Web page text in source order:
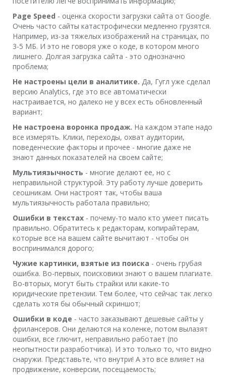
Page Speed - оценка скорости загрузки сайта от Google.
Очень часто сайты катастрофически медленно грузятся.
Например, из-за тяжелых изображений на страницах, по
3-5 МБ. И это не говоря уже о коде, в котором много
лишнего. Долгая загрузка сайта - это однозначно
проблема;
Не настроены цели в аналитике. Да, Гугл уже сделал
версию Analytics, где это все автоматически
настраивается, но далеко не у всех есть обновленный
вариант;
Не настроена воронка продаж. На каждом этапе надо
все измерять. Клики, переходы, охват аудитории,
поведенческие факторы и прочее - многие даже не
знают данных показателей на своем сайте;
Мультиязычность - многие делают ее, но с
неправильной структурой. Эту работу лучше доверить
сеошникам. Они настроят так, чтобы ваша
мультиязычность работала правильно;
Ошибки в текстах - почему-то мало кто умеет писать
правильно. Обратитесь к редакторам, копирайтерам,
которые все на вашем сайте вычитают - чтобы он
воспринимался дорого;
Чужие картинки, взятые из поиска - очень грубая
ошибка. Во-первых, поисковики знают о вашем плагиате.
Во-вторых, могут быть страйки или какие-то
юридические претензии. Тем более, что сейчас так легко
сделать хотя бы обычный скриншот;
Ошибки в коде - часто заказывают дешевые сайты у
фрилансеров. Они делаются на коленке, потом вылазят
ошибки, все глючит, неправильно работает (по
неопытности разработчика). И это только то, что видно
снаружи. Представьте, что внутри! А это все влияет на
продвижение, конверсии, посещаемость;